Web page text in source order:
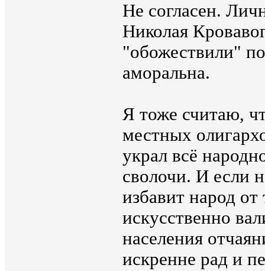
Не согласен.
Николая
"обожествили"
аморальна.
Я тоже считаю,
местных
украл всё
сволочи. И если
избавит народ от
искусственно
населения
искренне рад и